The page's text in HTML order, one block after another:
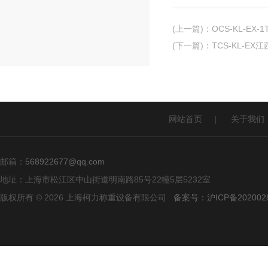
(上一篇) ： OCS-KL-EX-
(下一篇) ： TCS-KL-EX江
网站首页 | 关于我们
邮箱： 568922677@qq.com
地址：上海市松江区中山街道明南路85号22幢5层5232室
版权所有 © 2026 上海柯力称重设备有限公司 备案号：沪ICP备